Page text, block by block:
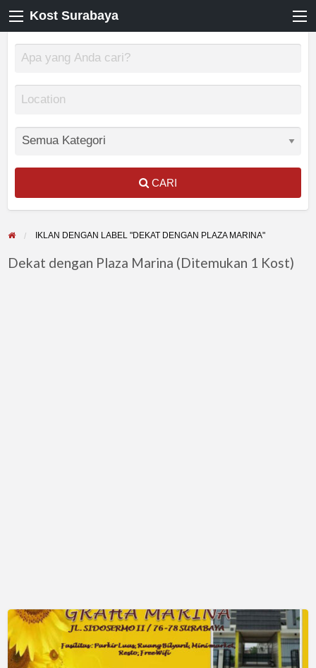
Kost Surabaya
CARI
IKLAN DENGAN LABEL "DEKAT DENGAN PLAZA MARINA"
Dekat dengan Plaza Marina (Ditemukan 1 Kost)
Graha
Marina
Surabaya